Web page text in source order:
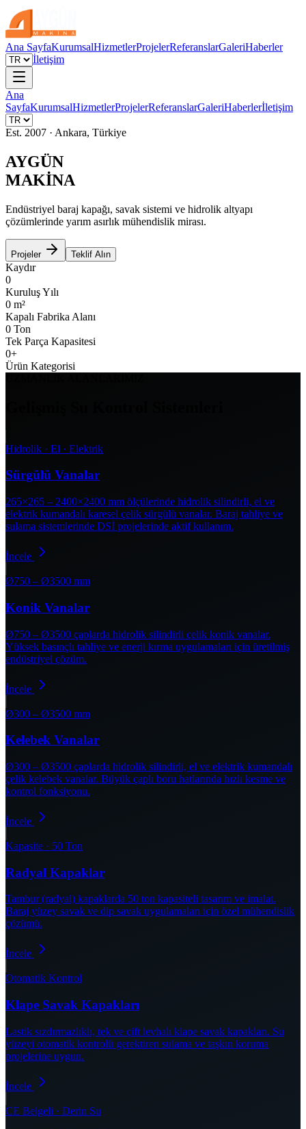
Ana SayfaKurumsalHizmetlerProjelerReferanslarGaleriHaberler
İletişim
Ana
SayfaKurumsalHizmetlerProjelerReferanslarGaleriHaberlerİletişim
Est. 2007 · Ankara, Türkiye
AYGÜN
MAKİNA
Endüstriyel baraj kapağı, savak sistemi ve hidrolik altyapı
çözümlerinde yarım asırlık mühendislik mirası.
Projeler Teklif Alın
Kaydır
0
Kuruluş Yılı
0 m²
Kapalı Fabrika Alanı
0 Ton
Tek Parça Kapasitesi
0+
Ürün Kategorisi
Hidrolik · El · Elektrik
Sürgülü Vanalar
265×265 – 2400×2400 mm ölçülerinde hidrolik silindirli, el ve
elektrik kumandalı karesel çelik sürgülü vanalar. Baraj tahliye ve
sulama sistemlerinde DSİ projelerinde aktif kullanım.
İncele
Ø750 – Ø3500 mm
Konik Vanalar
Ø750 – Ø3500 çaplarda hidrolik silindirli çelik konik vanalar.
Yüksek basınçlı tahliye ve enerji kırma uygulamaları için üretilmiş
endüstriyel çözüm.
İncele
Ø300 – Ø3500 mm
Kelebek Vanalar
Ø300 – Ø3500 çaplarda hidrolik silindirli, el ve elektrik kumandalı
çelik kelebek vanalar. Büyük çaplı boru hatlarında hızlı kesme ve
kontrol fonksiyonu.
İncele
Kapasite · 50 Ton
Radyal Kapaklar
Tambur (radyal) kapaklarda 50 ton kapasiteli tasarım ve imalat.
Baraj yüzey savak ve dip savak uygulamaları için özel mühendislik
çözümü.
İncele
Otomatik Kontrol
Klape Savak Kapakları
Lastik sızdırmazlıklı, tek ve çift levhalı klape savak kapakları. Su
yüzeyi otomatik kontrolü gerektiren sulama ve taşkın koruma
projelerine uygun.
İncele
CE Belgeli · Derin Su